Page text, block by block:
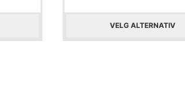
VELG ALTERNATIV